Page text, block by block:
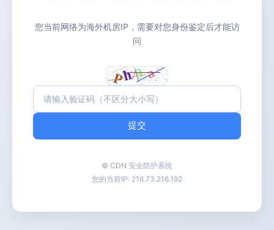
您当前网络为海外机房IP，需要对您身份鉴定后才能访
问
提交
© CDN 安全防护系统
您的当前IP: 216.73.216.192